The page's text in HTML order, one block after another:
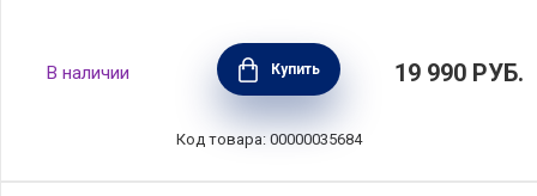
Кастрюля с крышкой CICLA 5,2 л, диаметр
24 см, нержавеющая сталь, BEKA, Бельгия,
101034
В наличии Купить 19 990 РУБ.
Код товара: 00000035684